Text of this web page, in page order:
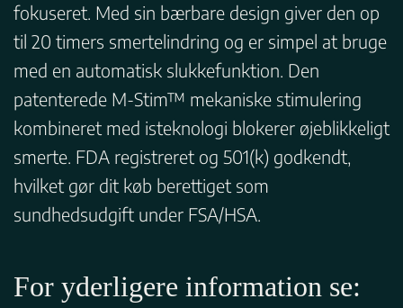
fokuseret. Med sin bærbare design giver den op
til 20 timers smertelindring og er simpel at bruge
med en automatisk slukkefunktion. Den
patenterede M-Stim™ mekaniske stimulering
kombineret med isteknologi blokerer øjeblikkeligt
smerte. FDA registreret og 501(k) godkendt,
hvilket gør dit køb berettiget som
sundhedsudgift under FSA/HSA.
For yderligere information se: